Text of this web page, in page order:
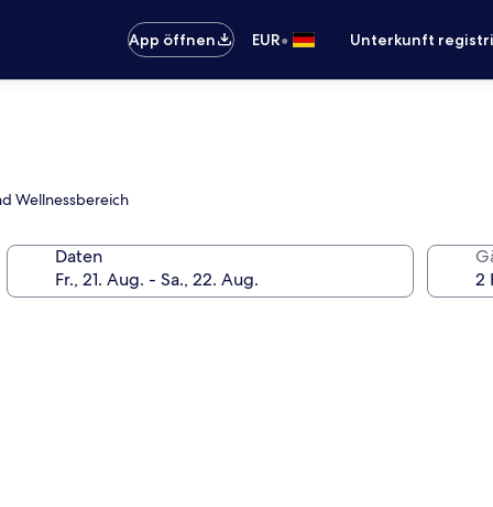
App öffnen
EUR• Unterkunft
Wellnessbereich
Daten